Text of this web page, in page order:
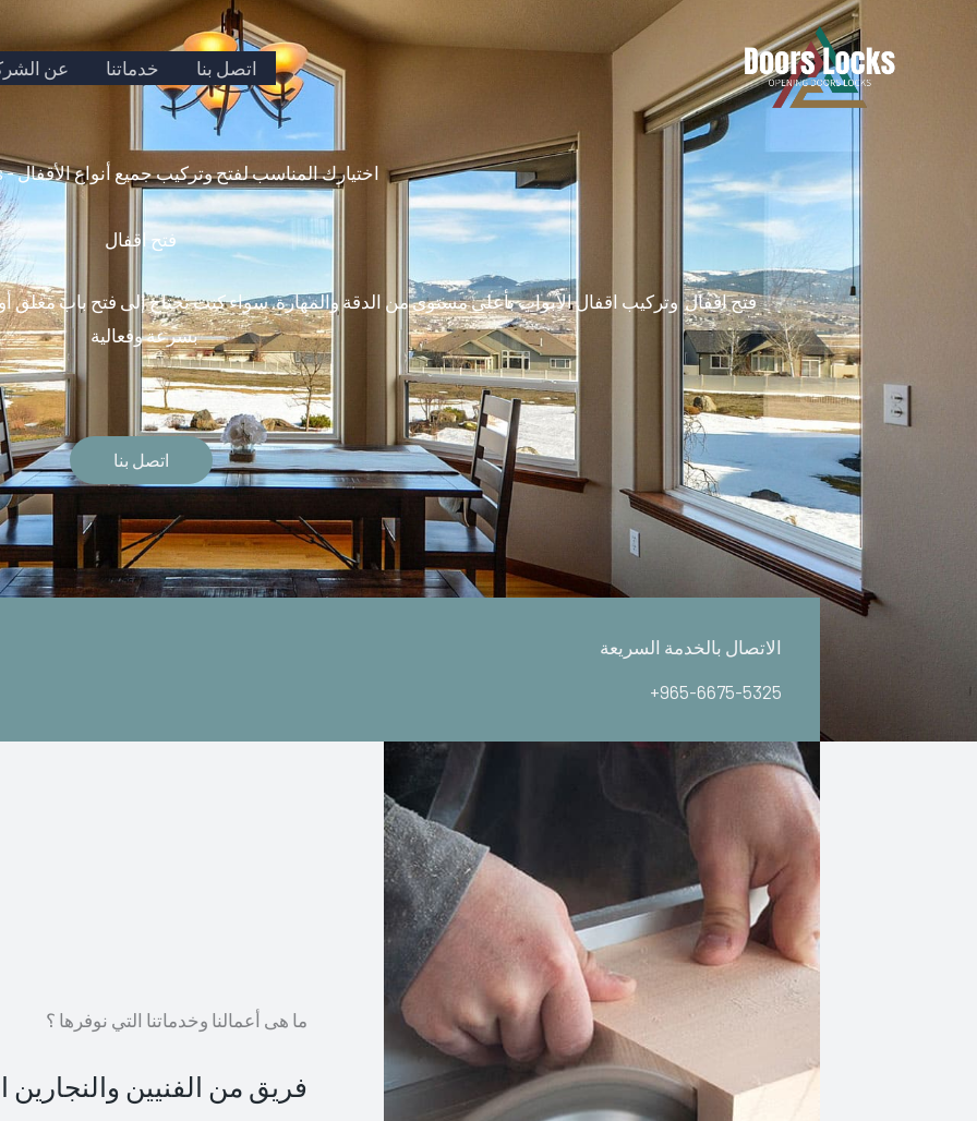
عن خدماتنا اتصل بنا
Doors Locks - اختيارك المناسب لفتح وتركيب جميع أنواع الأقفال
فتح اقفال
فتح اقفال وتركيب اقفال الأبواب بأعلى مستوى من الدقة والمهارة. سواء كنت تحتاج إلى فتح باب مغلق
بسرعة وفعالية
اتصل بنا
الاتصال بالخدمة السريعة
+965-6675-5325
ما هى أعمالنا وخدماتنا التي نوفرها ؟
فريق من الفنيين